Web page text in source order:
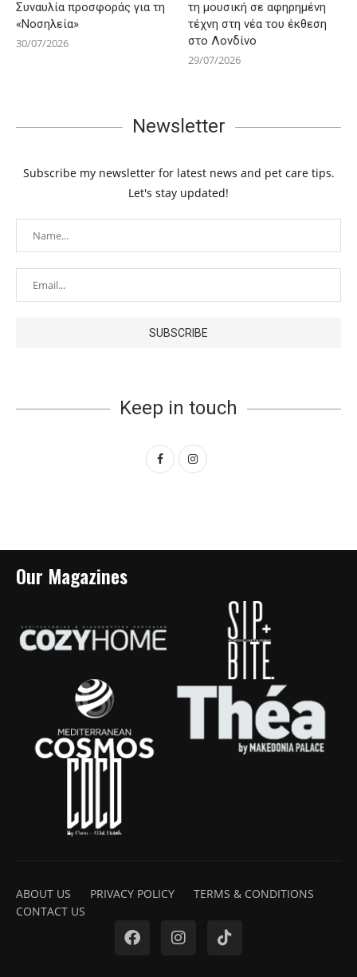
Συναυλία προσφοράς για τη
«Νοσηλεία»
30/07/2026
τη μουσική σε αφηρημένη
τέχνη στη νέα του έκθεση
στο Λονδίνο
29/07/2026
Newsletter
Subscribe my newsletter for latest news and pet care tips.
Let's stay updated!
Keep in touch
Our Magazines
ABOUT US PRIVACY POLICY
TERMS & CONDITIONS
CONTACT US